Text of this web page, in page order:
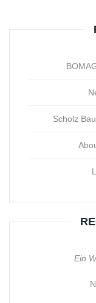
Scholz
Ein